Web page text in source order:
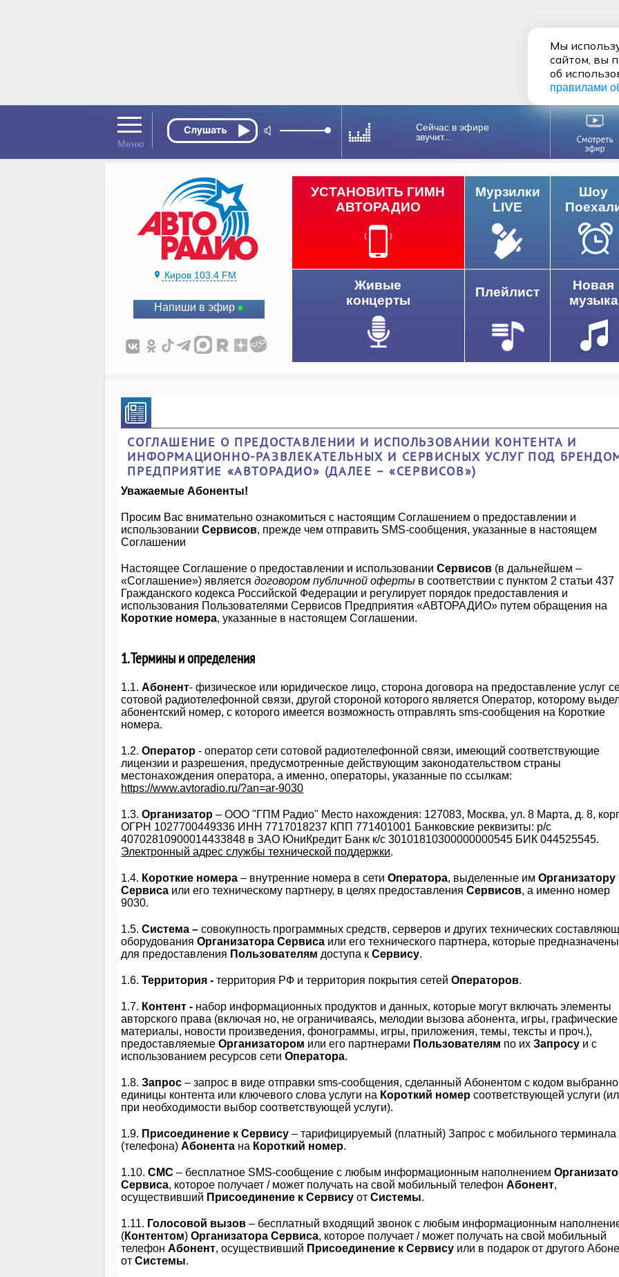
Сейчас в эфире
звучит...
Киров 103.4 FM
Напиши в эфир
УСТАНОВИТЬ ГИМН
АВТОРАДИО
Мурзилки
LIVE
Шоу
Живые
концерты
Плейлист
Новая
музыка
СОГЛАШЕНИЕ О ПРЕДОСТАВЛЕНИИ И ИСПОЛЬЗОВАНИИ КОНТЕНТА И
ИНФОРМАЦИОННО-РАЗВЛЕКАТЕЛЬНЫХ И СЕРВИСНЫХ УСЛУГ ПОД
ПРЕДПРИЯТИЕ «АВТОРАДИО» (ДАЛЕЕ – «СЕРВИСОВ»)
Уважаемые Абоненты!
Просим Вас внимательно ознакомиться с настоящим Соглашением о предоставлении и
использованииСервисов, прежде чем отправить SMS-сообщения, указанные в настоящем
Соглашении
Настоящее Соглашение о предоставлении и использованииСервисов (в дальнейшем –
«Соглашение») являетсядоговором публичной оферты в соответствии с пунктом 2 статьи 437
Гражданского кодекса Российской Федерации и регулирует порядок предоставления и
использования Пользователями Сервисов Предприятия «АВТОРАДИО» путем обращения на
Короткие номера, указанные в настоящем Соглашении.
1. Термины и определения
1.1.Абонент- физическое или юридическое лицо, сторона договора на предоставление услуг
сотовой радиотелефонной связи, другой стороной которого является Оператор, которому
абонентский номер, с которого имеется возможность отправлять sms-сообщения на Короткие
номера.
1.2.Оператор - оператор сети сотовой радиотелефонной связи, имеющий соответствующие
лицензии и разрешения, предусмотренные действующим законодательством страны
местонахождения оператора, а именно, операторы, указанные по ссылкам:
https://www.avtoradio.ru/?an=ar-9030
1.3.Организатор– ООО "ГПМ Радио" Место нахождения: 127083, Москва, ул. 8 Марта, д. 8,
ОГРН 1027700449336 ИНН 7717018237 КПП 771401001 Банковские реквизиты: р/с
40702810900014433848 в ЗАО ЮниКредит Банк к/с 30101810300000000545 БИК 044525545.
Электронный адрес службы технической поддержки.
1.4. Короткие номера– внутренние номера в сетиОператора, выделенные имОрганизатору
Сервиса или его техническому партнеру, в целях предоставленияСервисов, а именно номер
9030.
1.5.Система –совокупность программных средств, серверов и других технических
оборудованияОрганизатора Сервиса или его технического партнера, которые предназначены
для предоставления Пользователям доступа кСервису.
1.6.Территория -территория РФ и территория покрытия сетейОператоров.
1.7. Контент - набор информационных продуктов и данных, которые могут включать элементы
авторского права (включая но, не ограничиваясь, мелодии вызова абонента, игры, графические
материалы, новости произведения, фонограммы, игры, приложения, темы, тексты и проч.),
предоставляемыеОрганизатором или его партнерами Пользователям по ихЗапросу и с
использованием ресурсов сетиОператора.
1.8.Запрос– запрос в виде отправки sms-сообщения, сделанный Абонентом с кодом
единицы контента или ключевого слова услуги на Короткий номер соответствующей услуги
при необходимости выбор соответствующей услуги).
1.9. Присоединение к Сервису– тарифицируемый (платный) Запрос с мобильного терминала
(телефона)Абонента на Короткий номер.
1.10.СМС – бесплатное SMS-сообщение с любым информационным наполнением
Сервиса, которое получает / может получать на свой мобильный телефонАбонент,
осуществивший Присоединение к СервисуотСистемы.
1.11. Голосовой вызов– бесплатный входящий звонок с любым информационным
(Контентом)Организатора Сервиса, которое получает / может получать на свой мобильный
телефонАбонент, осуществивший Присоединение к Сервису или в подарок от другого
отСистемы.
Мы
сайтом, вы
об
правилами